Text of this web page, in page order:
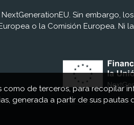
de terceros, para recopilar
generada a partir de sus
Sin embargo,
o la Comisión Europea. Ni